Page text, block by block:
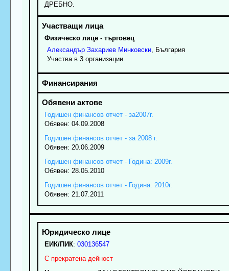
ДРЕБНО.
Физическо лице - търговец
Александър Захариев Минковски, България
Участва в 3 организации.
Годишен финансов отчет - за2007г.
Обявен: 04.09.2008
Годишен финансов отчет - за 2008 г.
Обявен: 20.06.2009
Годишен финансов отчет - Година: 2009г.
Обявен: 28.05.2010
Годишен финансов отчет - Година: 2010г.
Обявен: 21.07.2011
ЕИК/ПИК: 030136547
С прекратена дейност